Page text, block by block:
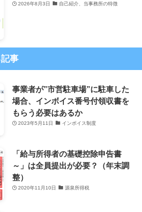
2026年8月3日 自己紹介、当事務所の特徴
事
事業者が”市営駐車場”に駐車した
場合、インボイス番号付領収書を
もらう必要はあるか
2023年5月11日 インボイス制度
「給与所得者の基礎控除申告書
～」は全員提出が必要？（年末調
整）
2020年11月10日 源泉所得税